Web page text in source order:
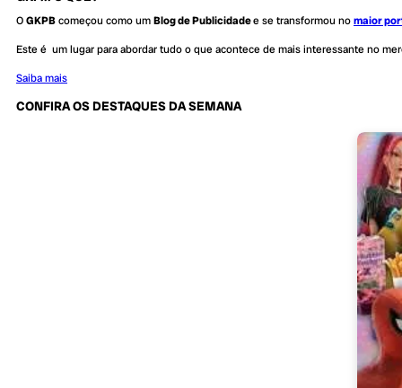
OGKPBcomeçou como umBlog de Publicidadee se transformou nomaior
Este é um lugar para abordar tudo o que acontece de mais interessante no
Saiba mais
CONFIRA OS DESTAQUES DA SEMANA